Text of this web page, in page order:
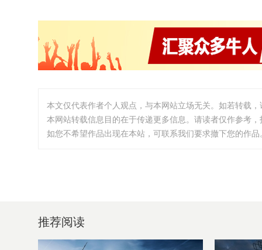
本文仅代表作者个人观点，与本网站立场无关。如若转载
本网站转载信息目的在于传递更多信息。请读者仅作参考
如您不希望作品出现在本站，可联系我们要求撤下您的作
推荐阅读